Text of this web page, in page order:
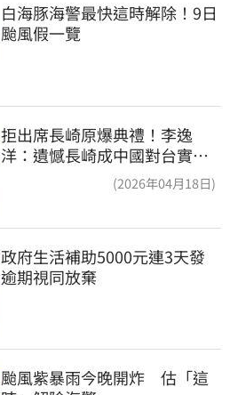
白海豚海警最快這時解除！9日
颱風假一覽
拒出席長崎原爆典禮！李逸
洋：遺憾長崎成中國對台實施
法律戰的執行工具(2026年04月18日)
政府生活補助5000元連3天發
逾期視同放棄
颱風紫暴雨今晚開炸　估「這